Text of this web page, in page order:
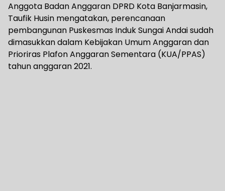
Anggota Badan Anggaran DPRD Kota Banjarmasin,
Taufik Husin mengatakan, perencanaan
pembangunan Puskesmas Induk Sungai Andai sudah
dimasukkan dalam Kebijakan Umum Anggaran dan
Prioriras Plafon Anggaran Sementara (KUA/PPAS)
tahun anggaran 2021.